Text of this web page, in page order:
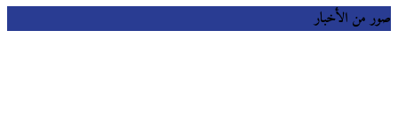
صور من الأخبار